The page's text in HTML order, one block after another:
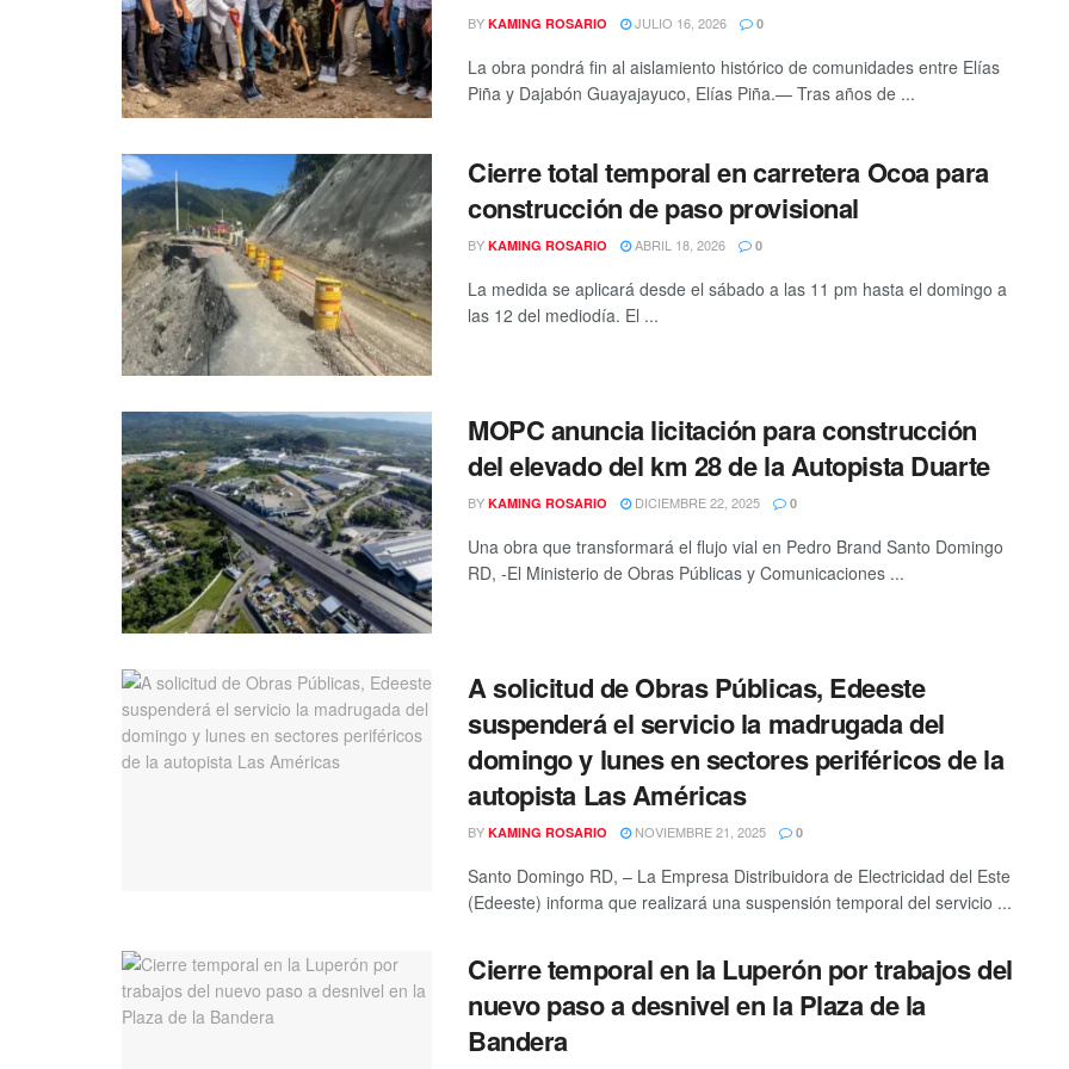
BY KAMING ROSARIO JULIO 16, 2026 0
La obra pondrá fin al aislamiento histórico de comunidades entre Elías
Piña y Dajabón Guayajayuco, Elías Piña.— Tras años de ...
Cierre total temporal en carretera Ocoa para
construcción de paso provisional
BY KAMING ROSARIO ABRIL 18, 2026 0
La medida se aplicará desde el sábado a las 11 pm hasta el domingo a
las 12 del mediodía. El ...
MOPC anuncia licitación para construcción
del elevado del km 28 de la Autopista Duarte
BY KAMING ROSARIO DICIEMBRE 22, 2025 0
Una obra que transformará el flujo vial en Pedro Brand Santo Domingo
RD, -El Ministerio de Obras Públicas y Comunicaciones ...
A solicitud de Obras Públicas, Edeeste
suspenderá el servicio la madrugada del
domingo y lunes en sectores periféricos de la
autopista Las Américas
BY KAMING ROSARIO NOVIEMBRE 21, 2025 0
Santo Domingo RD, – La Empresa Distribuidora de Electricidad del Este
(Edeeste) informa que realizará una suspensión temporal del servicio ...
Cierre temporal en la Luperón por trabajos del
nuevo paso a desnivel en la Plaza de la
Bandera